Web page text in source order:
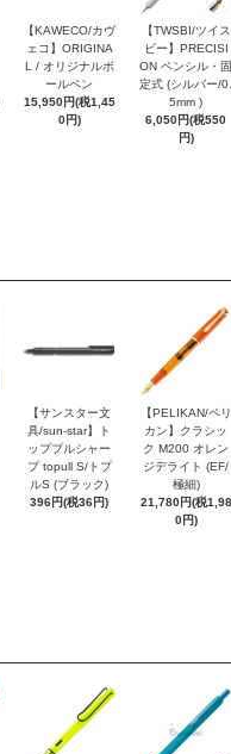
【KAWECO/カヴ
ェコ】ORIGINA
L / オリジナルボ
ールペン
15,950円(税1,45
0円)
【TWSBI/ツイス
ビー】PRECISI
ON ペンシル・固
定式 (シルバー/0.
5mm )
6,050円(税550
円)
【サンスター文
具/sun-star】ト
ッププルシャー
プ topull S/トプ
ルS (ブラック)
396円(税36円)
【PELIKAN/ペリ
カン】クラシッ
ク M200 オレン
ジデライト (EF/
極細)
21,780円(税1,98
0円)